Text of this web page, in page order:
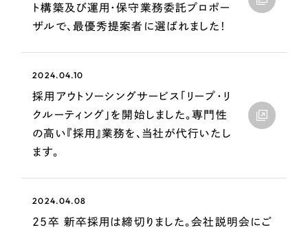
一部をご紹介します
コーポレート・企業サイト （278件）
ト構築及び運用・保守業務委託プロポー
ザルで、最優秀提案者に選ばれました！
2024.04.10
採用アウトソーシングサービス「リープ・リ
クルーティング」を開始しました。専門性
の高い『採用』業務を、当社が代行いたし
ます。
2024.04.08
25卒 新卒採用は締切りました。会社説明会にご